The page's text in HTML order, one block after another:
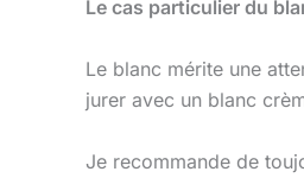
Le cas particulier du
Le blanc mérite une
jurer avec un blanc
Je recommande de